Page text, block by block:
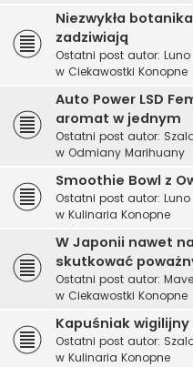
Niezwykła
zadziwiają
Ostatni post autor: Luno
w Ciekawostki Konopne
Auto Power LSD
aromat w jednym
Ostatni post autor:
w Odmiany Marihuany
Smoothie Bowl z
Ostatni post autor: Luno
w Kulinaria Konopne
W Japonii nawet
skutkować
Ostatni post autor: Mave
w Ciekawostki Konopne
Kapuśniak
Ostatni post autor:
w Kulinaria Konopne